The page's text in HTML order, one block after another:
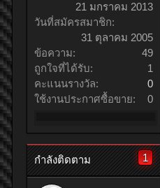
21 มกราคม 2013
วันที่สมัครสมาชิก:
31 ตุลาคม 2005
ข้อความ:
49
ถูกใจที่ได้รับ:
1
คะแนนรางวัล:
0
ใช้งานประกาศซื้อขาย:
0
กำลังติดตาม 1